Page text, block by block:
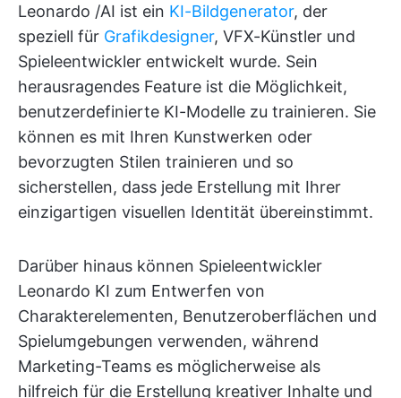
Leonardo /AI ist ein KI-Bildgenerator, der
speziell für Grafikdesigner, VFX-Künstler und
Spieleentwickler entwickelt wurde. Sein
herausragendes Feature ist die Möglichkeit,
benutzerdefinierte KI-Modelle zu trainieren. Sie
können es mit Ihren Kunstwerken oder
bevorzugten Stilen trainieren und so
sicherstellen, dass jede Erstellung mit Ihrer
einzigartigen visuellen Identität übereinstimmt.
Darüber hinaus können Spieleentwickler
Leonardo KI zum Entwerfen von
Charakterelementen, Benutzeroberflächen und
Spielumgebungen verwenden, während
Marketing-Teams es möglicherweise als
hilfreich für die Erstellung kreativer Inhalte und